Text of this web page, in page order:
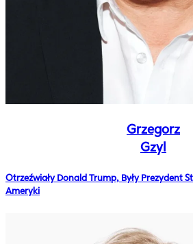
Grzegorz
Gzyl
Otrzeźwiały Donald Trump, Były Prezydent
Ameryki